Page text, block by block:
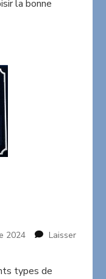
la bonne
2024
Laisser
types de